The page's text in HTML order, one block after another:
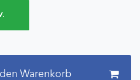
den Warenkorb